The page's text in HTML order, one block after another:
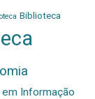
Biblioteca
Informação